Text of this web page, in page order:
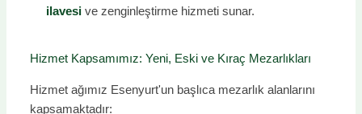
ilavesi ve zenginleştirme hizmeti sunar.
Hizmet Kapsamımız: Yeni, Eski ve Kıraç Mezarlıkları
Hizmet ağımız Esenyurt'un başlıca mezarlık alanlarını
kapsamaktadır: